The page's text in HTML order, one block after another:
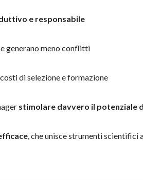
e responsabile
e generano meno conflitti
di selezione e formazione
stimolare davvero il potenziale
, che unisce strumenti scientifici